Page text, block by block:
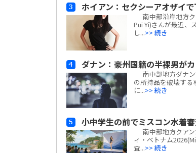
ホイアン：セクシーアオザイ
南中部沿岸地方
Pui Yi)さんが最近、
し...>> 続き
ダナン：豪州国籍の半裸男が
南中部地方ダナ
の所持品を破壊する
に...>> 続き
小中学生の前でミスコン水着
南中部地方クア
ィ・ベトナム
査...>> 続き